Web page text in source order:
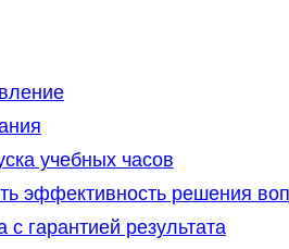
учебных часов
эффективность решения
гарантией результата